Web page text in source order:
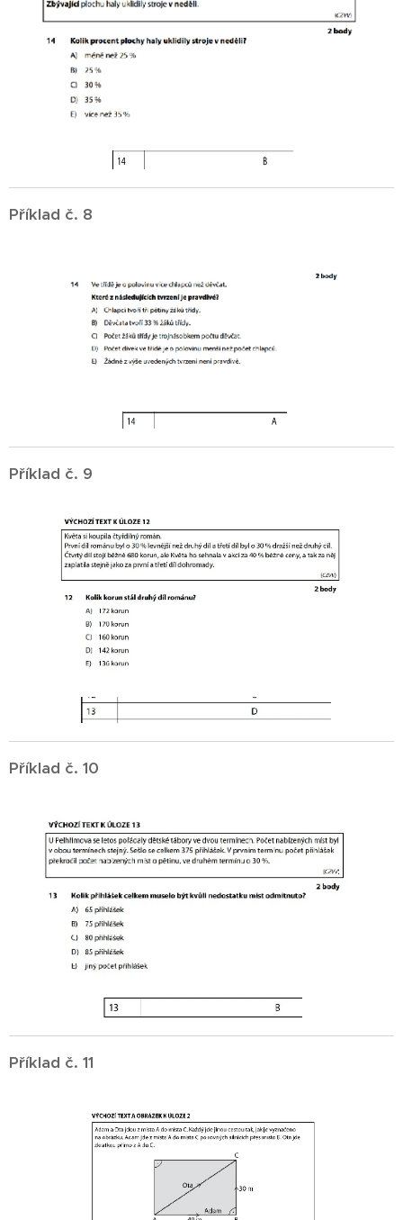
Příklad č. 8
Příklad č. 9
Příklad č. 10
Příklad č. 11